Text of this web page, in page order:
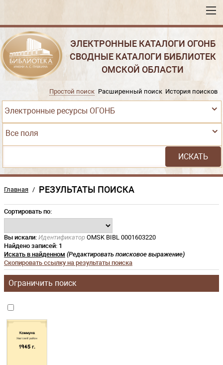
ЭЛЕКТРОННЫЕ КАТАЛОГИ ОГОНБ
СВОДНЫЕ КАТАЛОГИ БИБЛИОТЕК
ОМСКОЙ ОБЛАСТИ
Электронные ресурсы ОГОНБ
Простой поиск Расширенный поиск История поисков
Все поля
Главная / РЕЗУЛЬТАТЫ ПОИСКА
Сортировать по:
Вы искали: Идентификатор OMSK BIBL 0001603220
Найдено записей: 1
Искать в найденном (Редактировать поисковое выражение)
Скопировать ссылку на результаты поиска
Ограничить поиск